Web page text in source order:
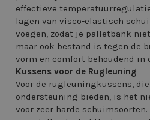
effectieve
lagen van visco-elastisch
voegen, zodat je palletbank
maar ook bestand is tegen de
vorm en comfort behoudend in
Kussens voor de Rugleuning
Voor de rugleuningkussens,
ondersteuning bieden, is het
voor zeer harde